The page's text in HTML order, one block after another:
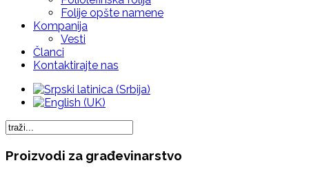
Folije opšte namene
Kompanija
Vesti
Članci
Kontaktirajte nas
Proizvodi za građevinarstvo